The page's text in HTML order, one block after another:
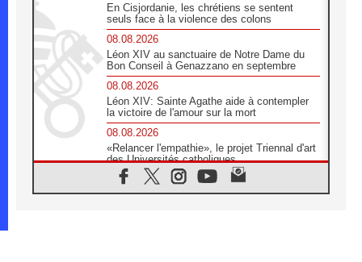
En Cisjordanie, les chrétiens se sentent
seuls face à la violence des colons
08.08.2026
Léon XIV au sanctuaire de Notre Dame du
Bon Conseil à Genazzano en septembre
08.08.2026
Léon XIV: Sainte Agathe aide à contempler
la victoire de l'amour sur la mort
08.08.2026
«Relancer l'empathie», le projet Triennal d'art
des Universités catholiques
08.08.2026
Signis 2026, donner la parole aux religieuses